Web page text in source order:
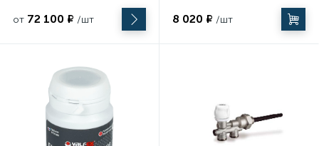
от 72 100 ₽ /шт
Профессионал (43058-2-K)
8 020 ₽ /шт
117
Электромонтажный инструмент